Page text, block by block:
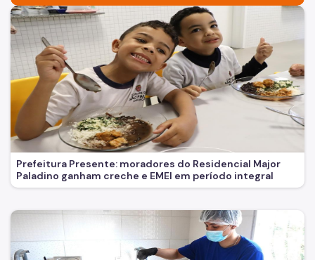
Prefeitura Presente: moradores do Residencial Major
Paladino ganham creche e EMEI em período integral